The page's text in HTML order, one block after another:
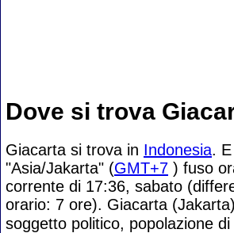
Dove si trova
Giacarta si trova in Indonesia.
"Asia/Jakarta" (GMT+7 ) fuso
corrente di 17:36, sabato
orario: 7 ore). Giacarta
soggetto politico, popolazione di